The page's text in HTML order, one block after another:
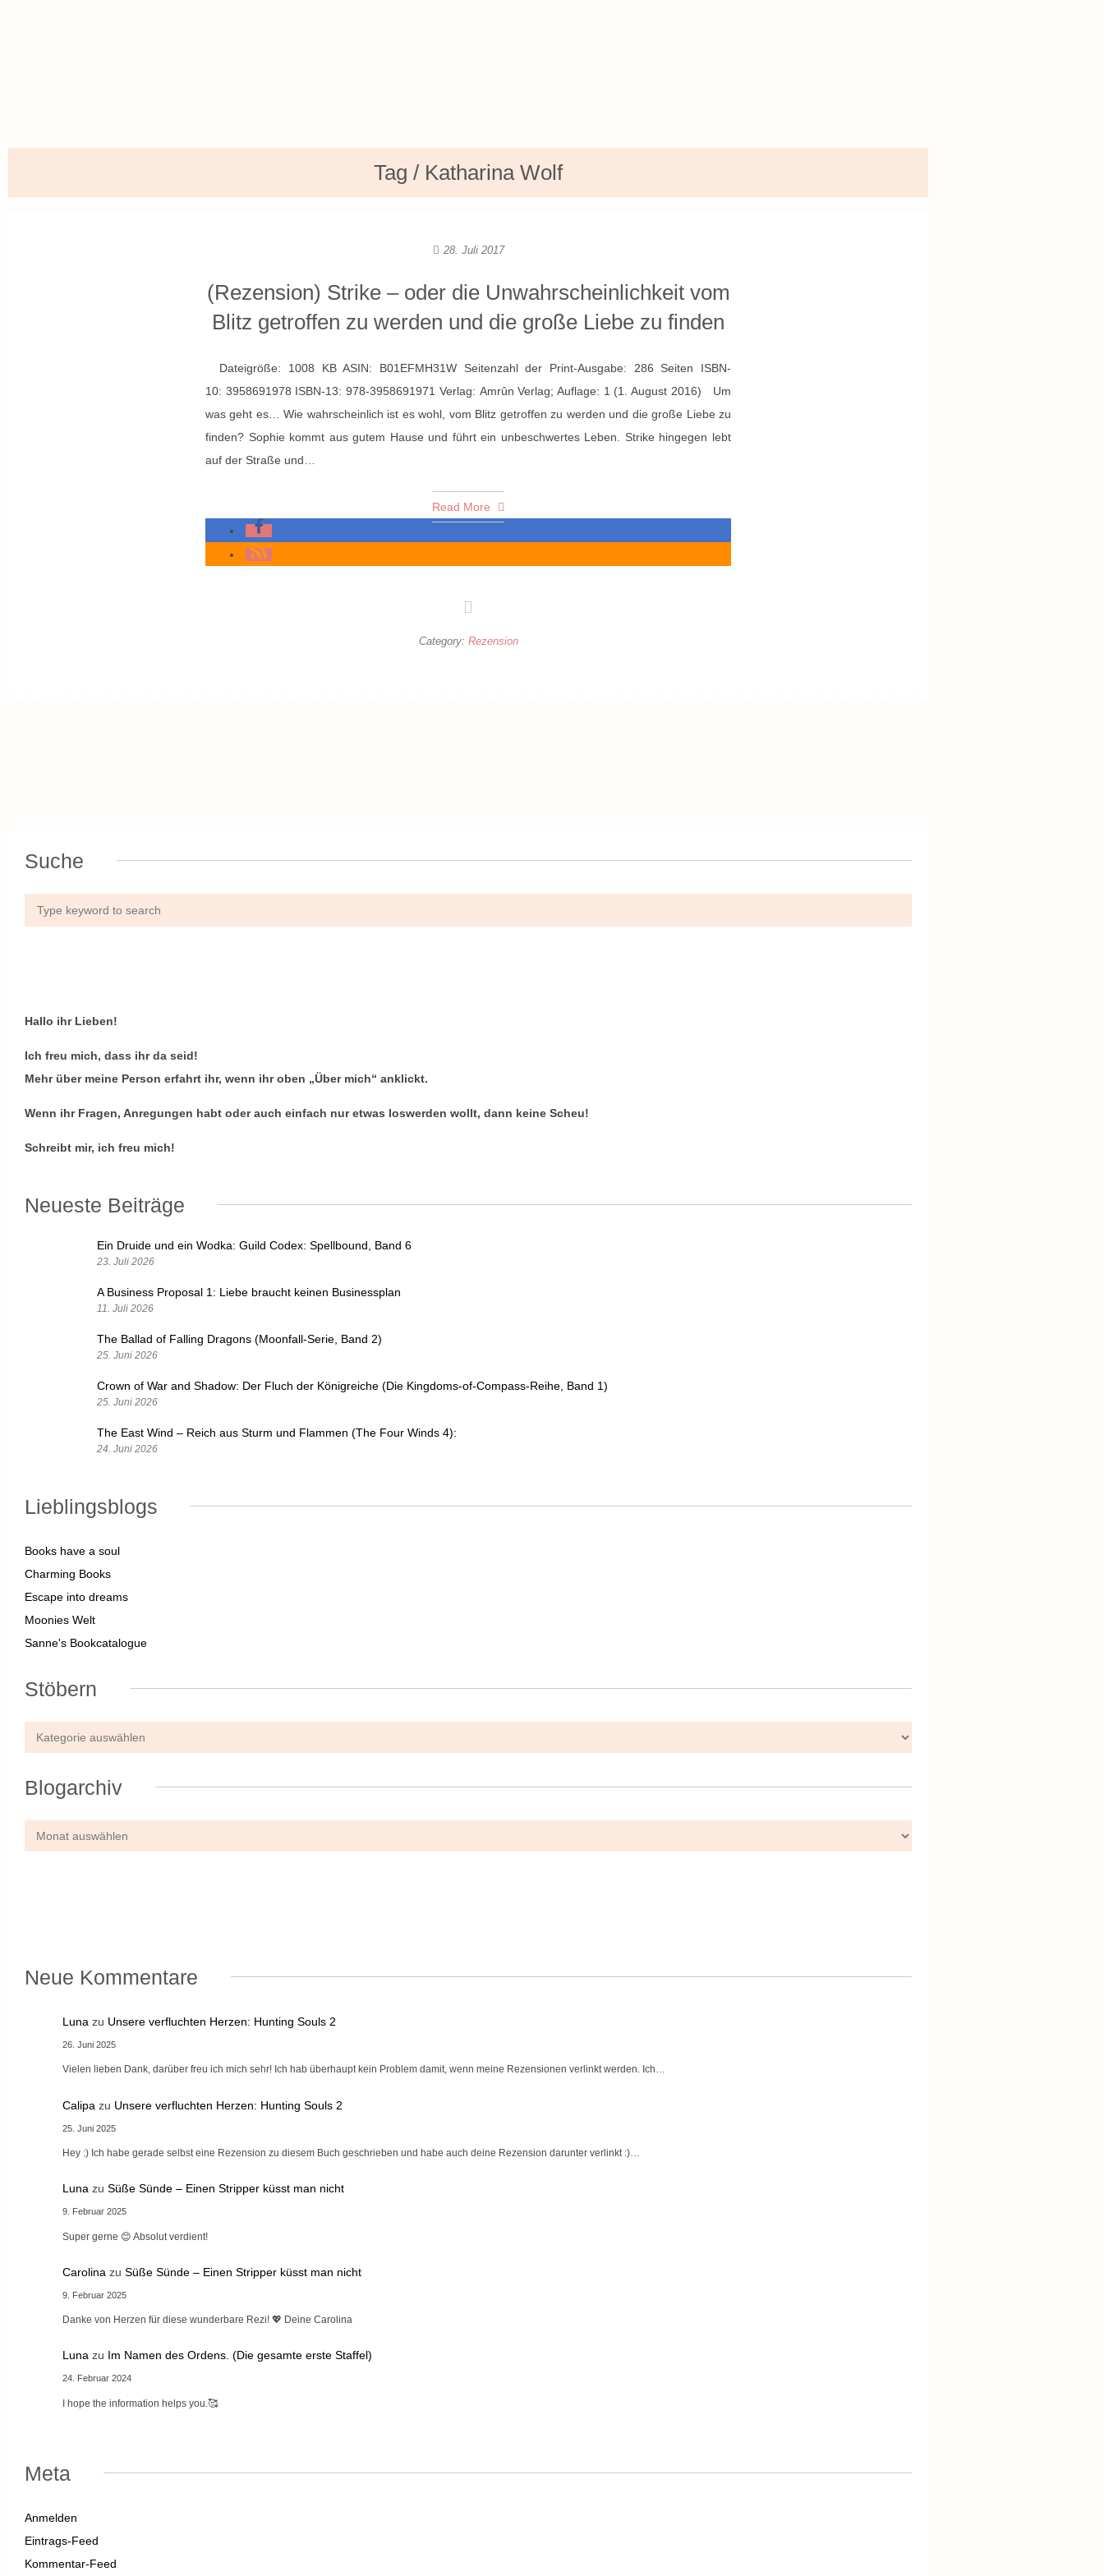
Tag / Katharina Wolf
28. Juli 2017
(Rezension) Strike – oder die Unwahrscheinlichkeit vom
Blitz getroffen zu werden und die große Liebe zu finden
Dateigröße: 1008 KB ASIN: B01EFMH31W Seitenzahl der Print-Ausgabe: 286 Seiten ISBN-
10: 3958691978 ISBN-13: 978-3958691971 Verlag: Amrûn Verlag; Auflage: 1 (1. August 2016) Um
was geht es… Wie wahrscheinlich ist es wohl, vom Blitz getroffen zu werden und die große Liebe zu
finden? Sophie kommt aus gutem Hause und führt ein unbeschwertes Leben. Strike hingegen lebt
auf der Straße und…
Read More
Category: Rezension
Suche
Hallo ihr Lieben!
Ich freu mich, dass ihr da seid!
Mehr über meine Person erfahrt ihr, wenn ihr oben „Über mich“ anklickt.
Wenn ihr Fragen, Anregungen habt oder auch einfach nur etwas loswerden wollt, dann keine Scheu!
Schreibt mir, ich freu mich!
Neueste Beiträge
Ein Druide und ein Wodka: Guild Codex: Spellbound, Band 6
23. Juli 2026
A Business Proposal 1: Liebe braucht keinen Businessplan
11. Juli 2026
The Ballad of Falling Dragons (Moonfall-Serie, Band 2)
25. Juni 2026
Crown of War and Shadow: Der Fluch der Königreiche (Die Kingdoms-of-Compass-Reihe, Band 1)
25. Juni 2026
The East Wind – Reich aus Sturm und Flammen (The Four Winds 4):
24. Juni 2026
Lieblingsblogs
Books have a soul
Charming Books
Escape into dreams
Moonies Welt
Sanne's Bookcatalogue
Stöbern
Blogarchiv
Neue Kommentare
Luna zu Unsere verfluchten Herzen: Hunting Souls 2
26. Juni 2025
Vielen lieben Dank, darüber freu ich mich sehr! Ich hab überhaupt kein Problem damit, wenn meine Rezensionen verlinkt werden. Ich…
Calipa zu Unsere verfluchten Herzen: Hunting Souls 2
25. Juni 2025
Hey :) Ich habe gerade selbst eine Rezension zu diesem Buch geschrieben und habe auch deine Rezension darunter verlinkt :)…
Luna zu Süße Sünde – Einen Stripper küsst man nicht
9. Februar 2025
Super gerne 😊 Absolut verdient!
Carolina zu Süße Sünde – Einen Stripper küsst man nicht
9. Februar 2025
Danke von Herzen für diese wunderbare Rezi! 💖 Deine Carolina
Luna zu Im Namen des Ordens. (Die gesamte erste Staffel)
24. Februar 2024
I hope the information helps you.🥰
Meta
Anmelden
Eintrags-Feed
Kommentar-Feed